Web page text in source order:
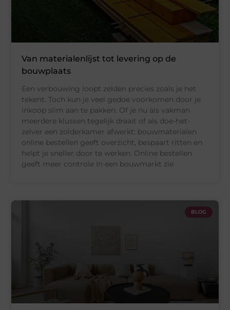
Van materialenlijst tot levering op de
bouwplaats
Een verbouwing loopt zelden precies zoals je het
tekent. Toch kun je veel gedoe voorkomen door je
inkoop slim aan te pakken. Of je nu als vakman
meerdere klussen tegelijk draait of als doe-het-
zelver een zolderkamer afwerkt: bouwmaterialen
online bestellen geeft overzicht, bespaart ritten en
helpt je sneller door te werken. Online bestellen
geeft meer controle In een bouwmarkt zie
BLOG